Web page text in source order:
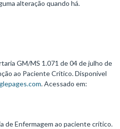
alteração quando há.
GM/MS 1.071 de 04 de julho de
ao Paciente Crítico. Disponível
. Acessado em:
de Enfermagem ao paciente crítico.